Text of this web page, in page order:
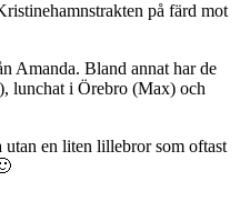
på färd mot
Amanda. Bland annat har de
lunchat i Örebro (Max) och
en liten lillebror som oftast